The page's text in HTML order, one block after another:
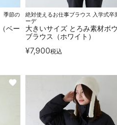
季節の
ベー
絶対使えるお仕事ブラウス 入学式卒
ーデ
大きいサイズ とろみ素材ボ
ブラウス（ホワイト）
¥7,900税込